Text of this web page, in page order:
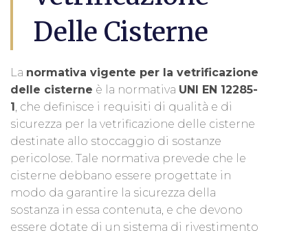
Delle Cisterne
La normativa vigente per la vetrificazione
delle cisterne è la normativa UNI EN 12285-
1 , che definisce i requisiti di qualità e di
sicurezza per la vetrificazione delle cisterne
destinate allo stoccaggio di sostanze
pericolose. Tale normativa prevede che le
cisterne debbano essere progettate in
modo da garantire la sicurezza della
sostanza in essa contenuta, e che devono
essere dotate di un sistema di rivestimento